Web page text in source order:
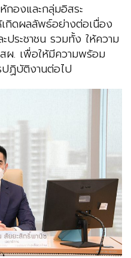
กองและกลุ่มอิสระ
กิดผลลัพธ์อย่างต่อเนื่อง
ประชาชน รวมทั้ง ให้ความ
. เพื่อให้มีความพร้อม
ปฏิบัติงานต่อไป